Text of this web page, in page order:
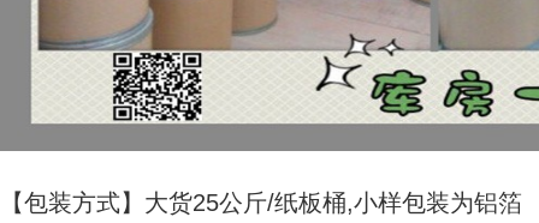
【包装方式】大货25公斤/纸板桶,小样包装为铝箔